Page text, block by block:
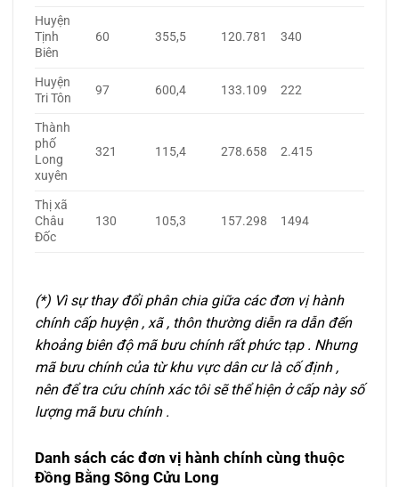
Huyện
Tịnh
Biên
60 355,5 120.781 340
Huyện
Tri Tôn
97 600,4 133.109 222
Thành
phố
Long
xuyên
321 115,4 278.658 2.415
Thị xã
Châu
Đốc
130 105,3 157.298 1494
(*) Vì sự thay đổi phân chia giữa các đơn vị hành
chính cấp huyện , xã , thôn thường diễn ra dẫn đến
khoảng biên độ mã bưu chính rất phức tạp . Nhưng
mã bưu chính của từ khu vực dân cư là cố định ,
nên để tra cứu chính xác tôi sẽ thể hiện ở cấp này số
lượng mã bưu chính .
Danh sách các đơn vị hành chính cùng thuộc
Đồng Bằng Sông Cửu Long